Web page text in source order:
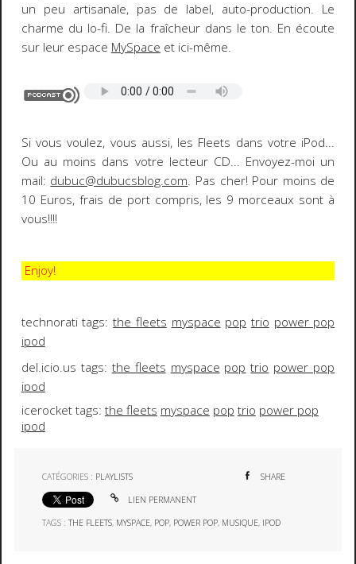
un peu artisanale, pas de label, auto-production. Le
charme du lo-fi. De la fraîcheur dans le ton. En écoute
sur leur espace MySpace et ici-même.
Si vous voulez, vous aussi, les Fleets dans votre iPod...
Ou au moins dans votre lecteur CD... Envoyez-moi un
mail: dubuc@dubucsblog.com. Pas cher! Pour moins de
10 Euros, frais de port compris, les 9 morceaux sont à
vous!!!!
Enjoy!
technorati tags:the fleets myspace pop trio power pop
ipod
del.icio.us tags: the fleets myspace pop trio power pop
ipod
icerocket tags: the fleets myspace pop trio power pop
ipod
CATÉGORIES : PLAYLISTS SHARE
LIEN PERMANENT
TAGS :THE FLEETS, MYSPACE, POP, POWER POP, MUSIQUE, IPOD